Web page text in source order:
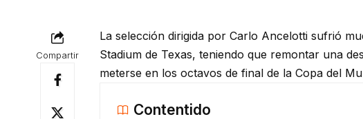
Compartir
La selección dirigida por Carlo Ancelotti sufrió
Stadium de Texas, teniendo que remontar una
meterse en los octavos de final de la Copa del
Contentido